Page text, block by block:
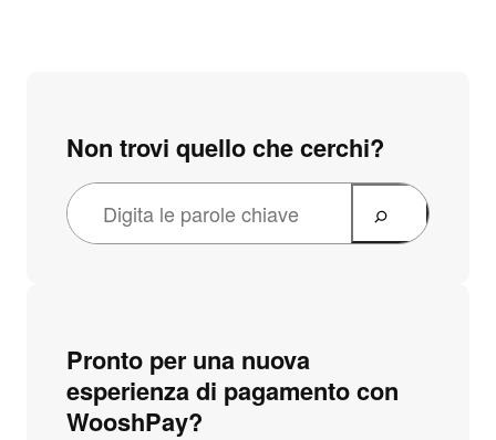
Non trovi quello che cerchi?
Pronto per una nuova
esperienza di pagamento con
WooshPay?